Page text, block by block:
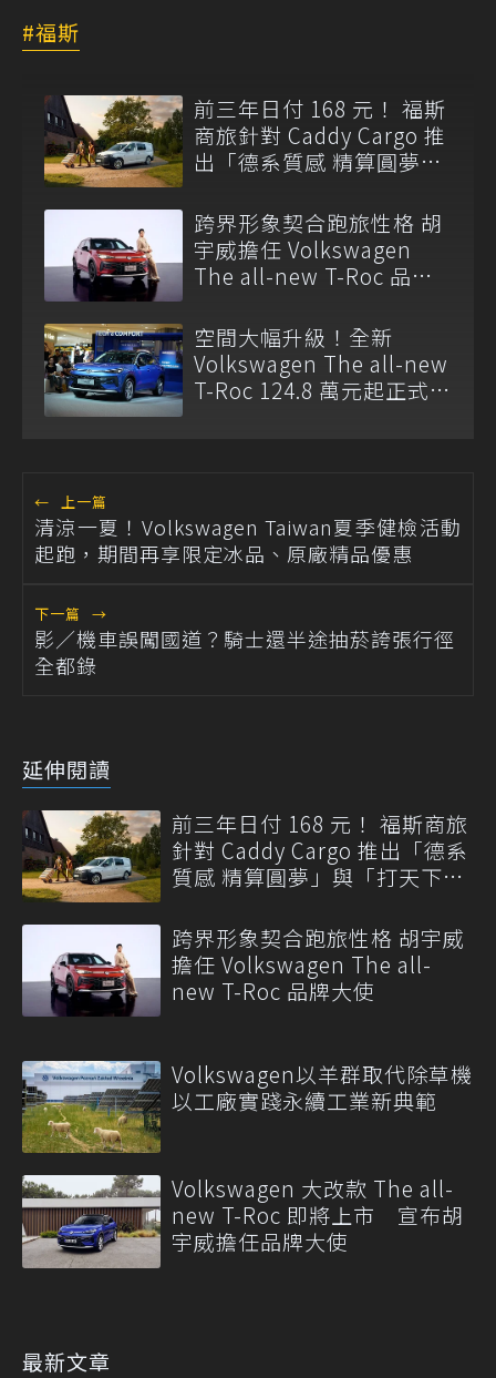
福斯
前三年日付 168 元！ 福斯
商旅針對 Caddy Cargo 推
出「德系質感 精算圓夢」
跨界形象契合跑旅性格 胡
宇威擔任 Volkswagen
The all-new T-Roc 品牌
空間大幅升級！全新
Volkswagen The all-new
T-Roc 124.8 萬元起正式上
← 上一篇
清涼一夏！Volkswagen Taiwan夏季健檢活動
起跑，期間再享限定冰品、原廠精品優惠
下一篇 →
影／機車誤闖國道？騎士還半途抽菸誇張行徑
全都錄
延伸閱讀
前三年日付 168 元！ 福斯商旅
針對 Caddy Cargo 推出「德系
質感 精算圓夢」與「打天下」
跨界形象契合跑旅性格 胡宇威
擔任 Volkswagen The all-
new T-Roc 品牌大使
Volkswagen以羊群取代除草機
以工廠實踐永續工業新典範
Volkswagen 大改款 The all-
new T-Roc 即將上市 宣布胡
宇威擔任品牌大使
最新文章